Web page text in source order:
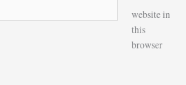
website in
this
browser